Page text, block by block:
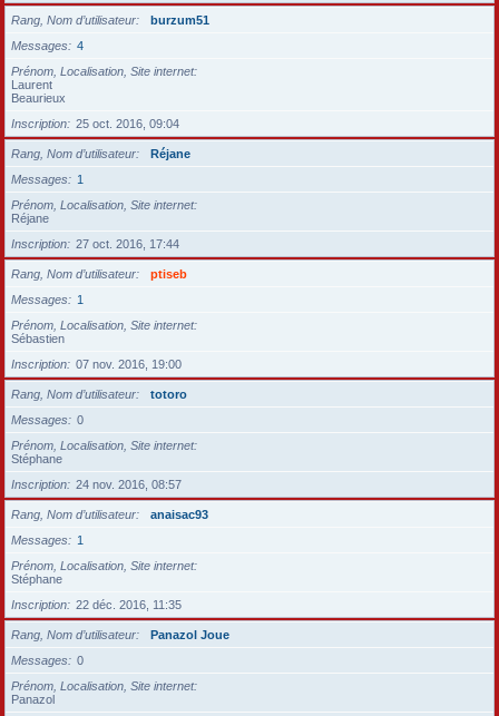
Rang, Nom d’utilisateur
burzum51
Messages
4
Prénom, Localisation, Site internet
Laurent
Beaurieux
Inscription
25 oct. 2016, 09:04
Rang, Nom d’utilisateur
Réjane
Messages
1
Prénom, Localisation, Site internet
Réjane
Inscription
27 oct. 2016, 17:44
Rang, Nom d’utilisateur
ptiseb
Messages
1
Prénom, Localisation, Site internet
Sébastien
Inscription
07 nov. 2016, 19:00
Rang, Nom d’utilisateur
totoro
Messages
0
Prénom, Localisation, Site internet
Stéphane
Inscription
24 nov. 2016, 08:57
Rang, Nom d’utilisateur
anaisac93
Messages
1
Prénom, Localisation, Site internet
Stéphane
Inscription
22 déc. 2016, 11:35
Rang, Nom d’utilisateur
Panazol Joue
Messages
0
Prénom, Localisation, Site internet
Panazol